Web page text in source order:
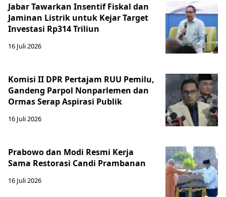
Jabar Tawarkan Insentif Fiskal dan
Jaminan Listrik untuk Kejar Target
Investasi Rp314 Triliun
16 Juli 2026
Komisi II DPR Pertajam RUU Pemilu,
Gandeng Parpol Nonparlemen dan
Ormas Serap Aspirasi Publik
16 Juli 2026
Prabowo dan Modi Resmi Kerja
Sama Restorasi Candi Prambanan
16 Juli 2026